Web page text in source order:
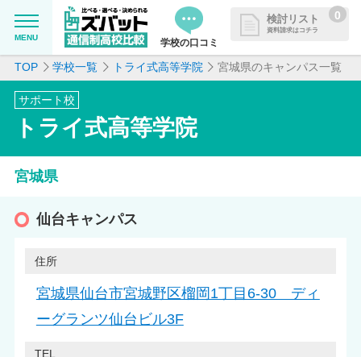
MENU 学校の口コミ
検討リスト
資料請求はコチラ
0
資料請求リストに追加しました
めて資料請求できます
MENU
学校を探したい
通信制高校について知りたい
掲載を希望される学校様へ
TOP 学校一覧 トライ式高等学院 宮城県のキャンパス一覧
サポート校
トライ式高等学院
宮城県
仙台キャンパス
住所
宮城県仙台市宮城野区榴岡1丁目6-30 ディ
ーグランツ仙台ビル3F
TEL